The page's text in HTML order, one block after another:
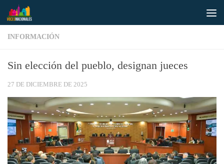
Saltar al contenido
INFORMACIÓN
Sin elección del pueblo, designan jueces
27 DE DICIEMBRE DE 2025